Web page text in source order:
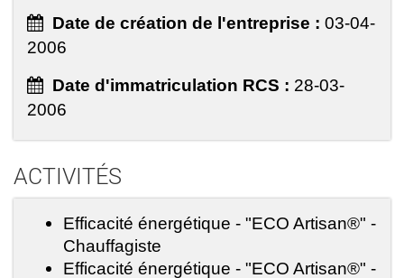
Date de création de l'entreprise : 03-04-
2006
Date d'immatriculation RCS : 28-03-
2006
ACTIVITÉS
Efficacité énergétique - "ECO Artisan®" -
Chauffagiste
Efficacité énergétique - "ECO Artisan®" -